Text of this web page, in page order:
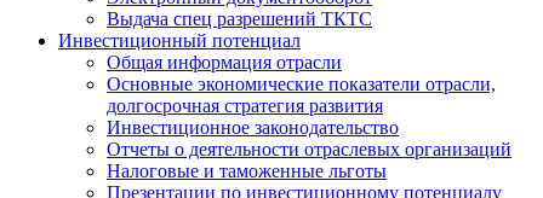
Выдача спец разрешений ТКТС
Инвестиционный потенциал
Общая информация отрасли
Основные экономические показатели отрасли,
долгосрочная стратегия развития
Инвестиционное законодательство
Отчеты о деятельности отраслевых организаций
Налоговые и таможенные льготы
Презентации по инвестиционному потенциалу